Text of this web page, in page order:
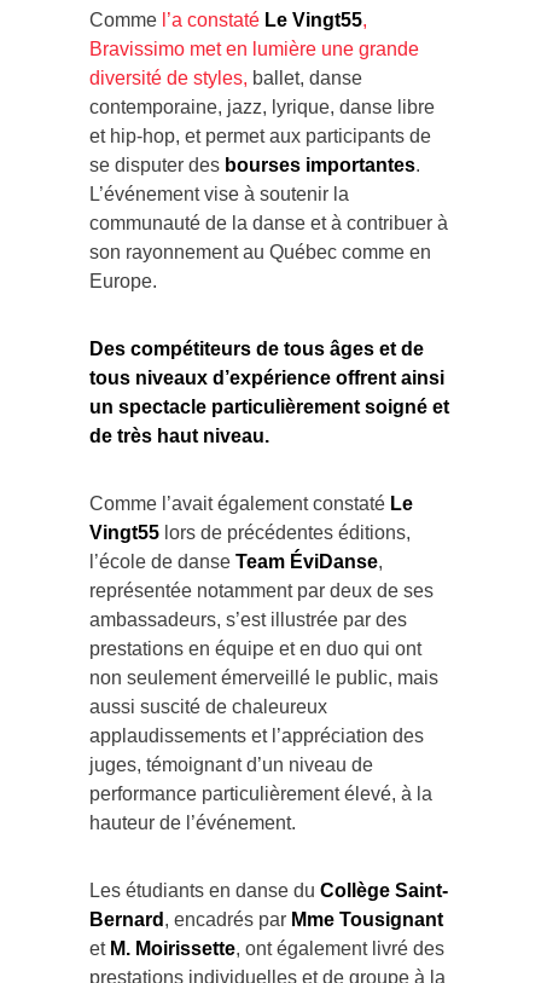
Comme l’a constaté Le Vingt55
Bravissimo met en lumière une grande
diversité de styles, ballet, danse
contemporaine, jazz, lyrique, danse libre
et hip-hop, et permet aux participants de
se disputer des bourses importantes
L’événement vise à soutenir la
communauté de la danse et à contribuer à
son rayonnement au Québec comme en
Europe.
Des compétiteurs de tous âges et de
tous niveaux d’expérience offrent ainsi
un spectacle particulièrement soigné et
de très haut niveau.
Comme l’avait également constaté Le
Vingt55 lors de précédentes éditions,
l’école de danse Team ÉviDanse
représentée notamment par deux de ses
ambassadeurs, s’est illustrée par des
prestations en équipe et en duo qui ont
non seulement émerveillé le public, mais
aussi suscité de chaleureux
applaudissements et l’appréciation des
juges, témoignant d’un niveau de
performance particulièrement élevé, à la
hauteur de l’événement.
Les étudiants en danse du Collège Saint-
Bernard , encadrés par Mme Tousignant
et M. Moirissette
, ont également livré des
prestations individuelles et de groupe à la